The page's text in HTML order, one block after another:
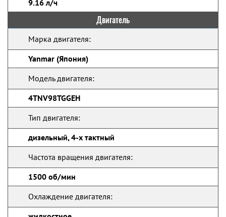
9.16 л/ч
Двигатель
Марка двигателя:
Yanmar (Япония)
Модель двигателя:
4TNV98TGGEH
Тип двигателя:
дизельный, 4-х тактный
Частота вращения двигателя:
1500 об/мин
Охлаждение двигателя: